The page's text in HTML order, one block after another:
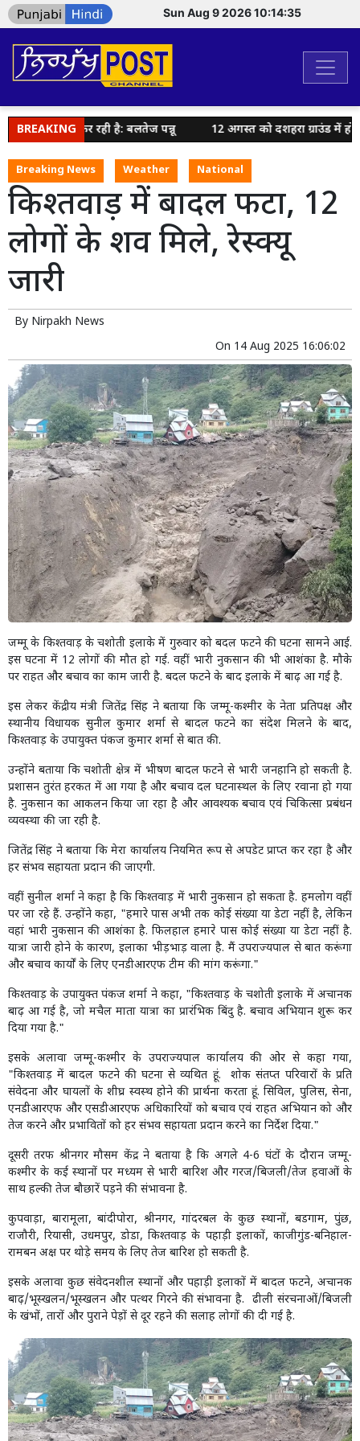
Sun Aug 9 2026 10:14:35
BREAKING
कोशिश कर रही है: बलतेज पन्नू 12 अगस्त को दशहरा ग्राउंड में होगा
Breaking News Weather National
किश्तवाड़ में बादल फटा, 12
लोगों के शव मिले, रेस्क्यू
जारी
By Nirpakh News
On 14 Aug 2025 16:06:02
जम्मू के किश्तवाड़ के चशोती इलाके में गुरुवार को बदल फटने की घटना सामने आई.
इस घटना में 12 लोगों की मौत हो गई. वहीं भारी नुकसान की भी आशंका है. मौके
पर राहत और बचाव का काम जारी है. बदल फटने के बाद इलाके में बाढ़ आ गई है.
इस लेकर केंद्रीय मंत्री जितेंद्र सिंह ने बताया कि जम्मू-कश्मीर के नेता प्रतिपक्ष और
स्थानीय विधायक सुनील कुमार शर्मा से बादल फटने का संदेश मिलने के बाद,
किश्तवाड़ के उपायुक्त पंकज कुमार शर्मा से बात की.
उन्होंने बताया कि चशोती क्षेत्र में भीषण बादल फटने से भारी जनहानि हो सकती है.
प्रशासन तुरंत हरकत में आ गया है और बचाव दल घटनास्थल के लिए रवाना हो गया
है. नुकसान का आकलन किया जा रहा है और आवश्यक बचाव एवं चिकित्सा प्रबंधन
व्यवस्था की जा रही है.
जितेंद्र सिंह ने बताया कि मेरा कार्यालय नियमित रूप से अपडेट प्राप्त कर रहा है और
हर संभव सहायता प्रदान की जाएगी.
वहीं सुनील शर्मा ने कहा है कि किश्तवाड़ में भारी नुकसान हो सकता है. हमलोग वहीं
पर जा रहे हैं. उन्होंने कहा, "हमारे पास अभी तक कोई संख्या या डेटा नहीं है, लेकिन
वहां भारी नुकसान की आशंका है. फिलहाल हमारे पास कोई संख्या या डेटा नहीं है.
यात्रा जारी होने के कारण, इलाका भीड़भाड़ वाला है. मैं उपराज्यपाल से बात करूंगा
और बचाव कार्यों के लिए एनडीआरएफ टीम की मांग करूंगा."
किश्तवाड़ के उपायुक्त पंकज शर्मा ने कहा, "किश्तवाड़ के चशोती इलाके में अचानक
बाढ़ आ गई है, जो मचैल माता यात्रा का प्रारंभिक बिंदु है. बचाव अभियान शुरू कर
दिया गया है."
इसके अलावा जम्मू-कश्मीर के उपराज्यपाल कार्यालय की ओर से कहा गया,
"किश्तवाड़ में बादल फटने की घटना से व्यथित हूं. शोक संतप्त परिवारों के प्रति
संवेदना और घायलों के शीघ्र स्वस्थ होने की प्रार्थना करता हूं. सिविल, पुलिस, सेना,
एनडीआरएफ और एसडीआरएफ अधिकारियों को बचाव एवं राहत अभियान को और
तेज करने और प्रभावितों को हर संभव सहायता प्रदान करने का निर्देश दिया."
दूसरी तरफ श्रीनगर मौसम केंद्र ने बताया है कि अगले 4-6 घंटों के दौरान जम्मू-
कश्मीर के कई स्थानों पर मध्यम से भारी बारिश और गरज/बिजली/तेज हवाओं के
साथ हल्की तेज बौछारें पड़ने की संभावना है.
कुपवाड़ा, बारामूला, बांदीपोरा, श्रीनगर, गांदरबल के कुछ स्थानों, बडगाम, पुंछ,
राजौरी, रियासी, उधमपुर, डोडा, किश्तवाड़ के पहाड़ी इलाकों, काजीगुंड-बनिहाल-
रामबन अक्ष पर थोड़े समय के लिए तेज बारिश हो सकती है.
इसके अलावा कुछ संवेदनशील स्थानों और पहाड़ी इलाकों में बादल फटने, अचानक
बाढ़/भूस्खलन/भूस्खलन और पत्थर गिरने की संभावना है. ढीली संरचनाओं/बिजली
के खंभों, तारों और पुराने पेड़ों से दूर रहने की सलाह लोगों की दी गई है.